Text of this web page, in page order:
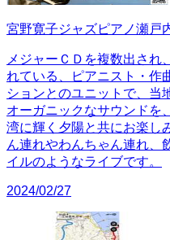
宮野寛子ジャズピアノ瀬戸
メジャーＣＤを複数出され
れている、ピアニスト・作
ションとのユニットで、当
オーガニックなサウンドを
湾に輝く夕陽と共にお楽し
ん連れやわんちゃん連れ、
イルのようなライブです。
2024/02/27